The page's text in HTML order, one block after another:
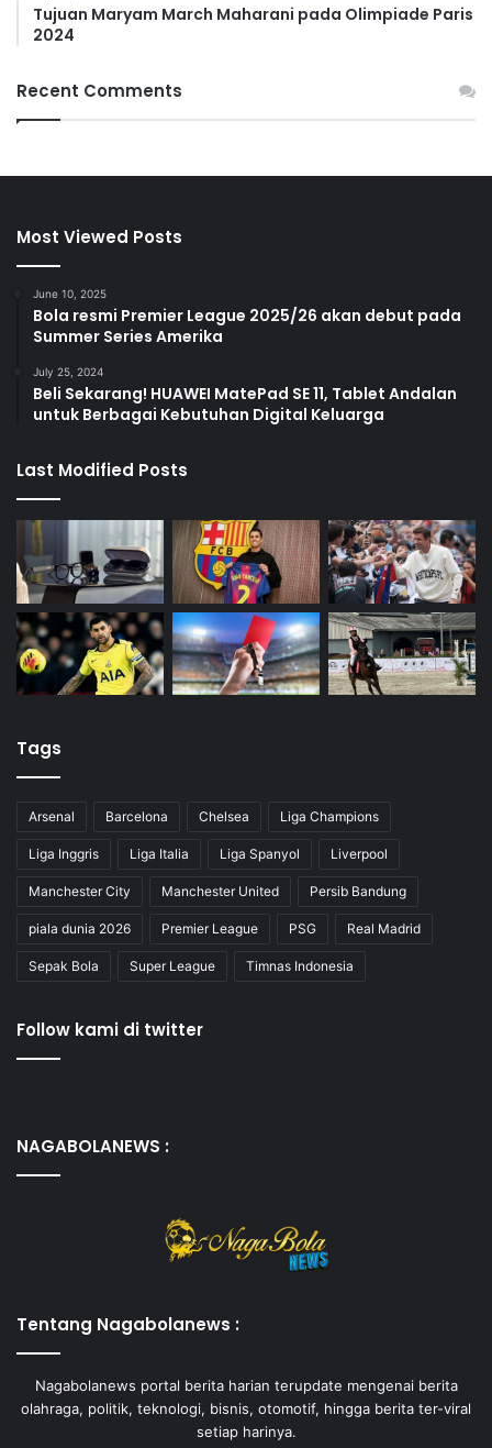
Tujuan Maryam March Maharani pada Olimpiade Paris
2024
Recent Comments
Most Viewed Posts
June 10, 2025
Bola resmi Premier League 2025/26 akan debut pada
Summer Series Amerika
July 25, 2024
Beli Sekarang! HUAWEI MatePad SE 11, Tablet Andalan
untuk Berbagai Kebutuhan Digital Keluarga
Last Modified Posts
Tags
Arsenal Barcelona Chelsea Liga Champions
Liga Inggris Liga Italia Liga Spanyol Liverpool
Manchester City Manchester United Persib Bandung
piala dunia 2026 Premier League PSG Real Madrid
Sepak Bola Super League Timnas Indonesia
Follow kami di twitter
NAGABOLANEWS :
Tentang Nagabolanews :
Nagabolanews portal berita harian terupdate mengenai berita
olahraga, politik, teknologi, bisnis, otomotif, hingga berita ter-viral
setiap harinya.